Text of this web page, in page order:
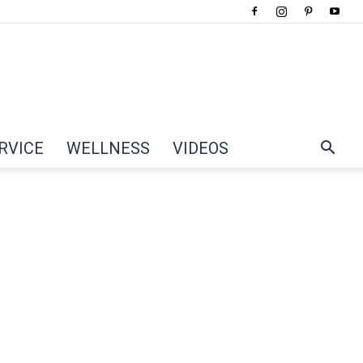
WELLNESS VIDEOS